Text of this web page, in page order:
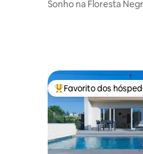
Sonho na Floresta
Favoritos dos
Favorito dos